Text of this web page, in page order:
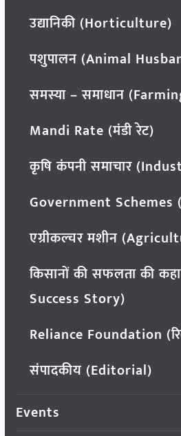
उद्यानिकी (Horticulture)
पशुपालन (Animal
समस्या – समाधान
Mandi Rate (मंडी रेट)
कृषि कंपनी समाचार
Government Schemes
एग्रीकल्चर मशीन
किसानों की सफलता की
Success Story)
Reliance Foundation
संपादकीय (Editorial)
Events